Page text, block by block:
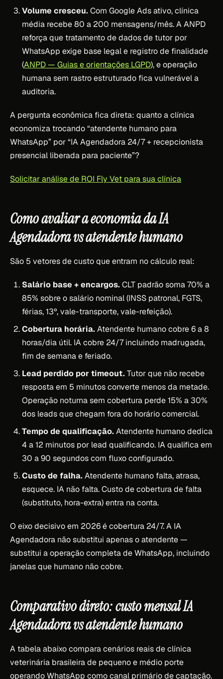
Volume cresceu.Com Google Ads ativo, clínica
média recebe 80 a 200 mensagens/mês. A ANPD
reforça que tratamento de dados de tutor por
WhatsApp exige base legal e registro de finalidade
(ANPD — Guias e orientações LGPD), e operação
humana sem rastro estruturado fica vulnerável a
auditoria.
A pergunta econômica fica direta: quanto a clínica
economiza trocando “atendente humano para
WhatsApp” por “IA Agendadora 24/7 + recepcionista
presencial liberada para paciente”?
Solicitar análise de ROI Fly Vet para sua clínica
Como avaliar a economia da IA
Agendadora vs atendente humano
São 5 vetores de custo que entram no cálculo real:
Salário base + encargos.CLT padrão soma 70% a
85% sobre o salário nominal (INSS patronal, FGTS,
férias, 13º, vale-transporte, vale-refeição).
Cobertura horária.Atendente humano cobre 6 a 8
horas/dia útil. IA cobre 24/7 incluindo madrugada,
fim de semana e feriado.
Lead perdido por timeout.Tutor que não recebe
resposta em 5 minutos converte menos da metade.
Operação noturna sem cobertura perde 15% a 30%
dos leads que chegam fora do horário comercial.
Tempo de qualificação.Atendente humano dedica
4 a 12 minutos por lead qualificando. IA qualifica em
30 a 90 segundos com fluxo configurado.
Custo de falha.Atendente humano falta, atrasa,
esquece. IA não falta. Custo de cobertura de falta
(substituto, hora-extra) entra na conta.
O eixo decisivo em 2026 é cobertura 24/7. A IA
Agendadora não substitui apenas o atendente —
substitui a operação completa de WhatsApp, incluindo
janelas que humano não cobre.
Comparativo direto: custo mensal IA
Agendadora vs atendente humano
A tabela abaixo compara cenários reais de clínica
veterinária brasileira de pequeno e médio porte
operando WhatsApp como canal primário de captação.